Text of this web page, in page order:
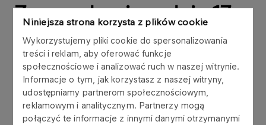
Niniejsza strona korzysta z plików cookie
Wykorzystujemy pliki cookie do spersonalizowania
treści i reklam, aby oferować funkcje
społecznościowe i analizować ruch w naszej witrynie.
Informacje o tym, jak korzystasz z naszej witryny,
udostępniamy partnerom społecznościowym,
reklamowym i analitycznym. Partnerzy mogą
połączyć te informacje z innymi danymi otrzymanymi
Zgromadzeniu w dniu 17
czerwca 2022 roku
Grupa LOTOS S.A. („Spółka”) przekazuje do
publicznej wiadomości wykaz akcjonariuszy